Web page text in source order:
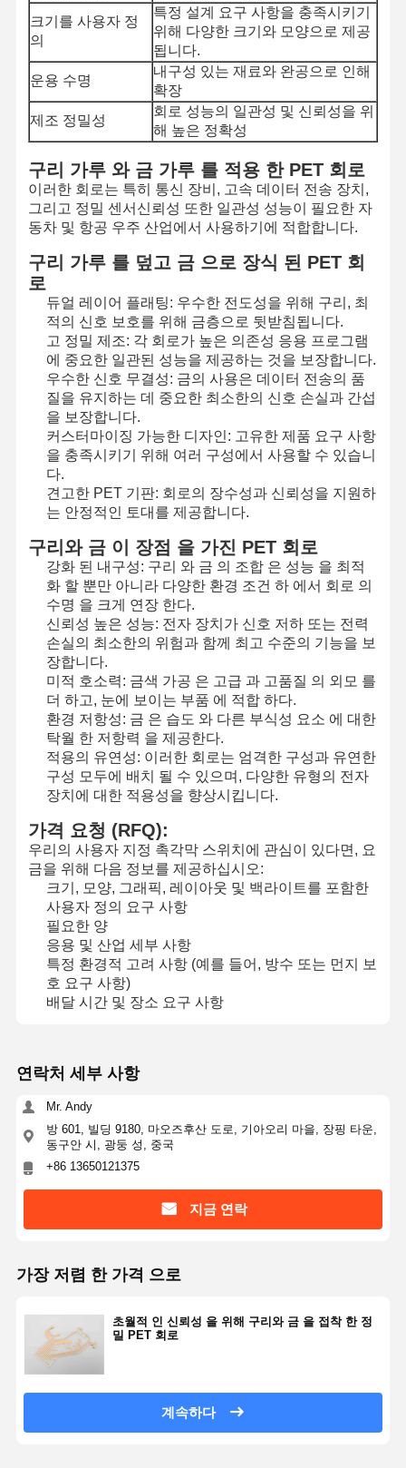
집 제품
것
공장 투어 품질 관리 저희와 연락 뉴스
인용 을 요청
하십시오
맞춘 멤브레인 스위치
산업적 멤브레인 스위치
신축막 스위치
키패드 멤브레인 스위치
얇은막 패널 스위치
빛 가이드 필름
금속 돔 조립
PMMA 렌즈
크기를 사용자 정
의
특정 설계 요구 사항을 충족시키기
위해 다양한 크기와 모양으로 제공
됩니다.
운용 수명
내구성 있는 재료와 완공으로 인해
확장
제조 정밀성
회로 성능의 일관성 및 신뢰성을 위
해 높은 정확성
구리 가루 와 금 가루 를 적용 한 PET 회로
이러한 회로는 특히 통신 장비, 고속 데이터 전송 장치,
그리고 정밀 센서신뢰성 또한 일관성 성능이 필요한 자
동차 및 항공 우주 산업에서 사용하기에 적합합니다.
구리 가루 를 덮고 금 으로 장식 된 PET 회
로
듀얼 레이어 플래팅: 우수한 전도성을 위해 구리, 최
적의 신호 보호를 위해 금층으로 뒷받침됩니다.
고 정밀 제조: 각 회로가 높은 의존성 응용 프로그램
에 중요한 일관된 성능을 제공하는 것을 보장합니다.
우수한 신호 무결성: 금의 사용은 데이터 전송의 품
질을 유지하는 데 중요한 최소한의 신호 손실과 간섭
을 보장합니다.
커스터마이징 가능한 디자인: 고유한 제품 요구 사항
을 충족시키기 위해 여러 구성에서 사용할 수 있습니
다.
견고한 PET 기판: 회로의 장수성과 신뢰성을 지원하
는 안정적인 토대를 제공합니다.
구리와 금 이 장점 을 가진 PET 회로
강화 된 내구성: 구리 와 금 의 조합 은 성능 을 최적
화 할 뿐만 아니라 다양한 환경 조건 하 에서 회로 의
수명 을 크게 연장 한다.
신뢰성 높은 성능: 전자 장치가 신호 저하 또는 전력
손실의 최소한의 위험과 함께 최고 수준의 기능을 보
장합니다.
미적 호소력: 금색 가공 은 고급 과 고품질 의 외모 를
더 하고, 눈에 보이는 부품 에 적합 하다.
환경 저항성: 금 은 습도 와 다른 부식성 요소 에 대한
탁월 한 저항력 을 제공한다.
적용의 유연성: 이러한 회로는 엄격한 구성과 유연한
구성 모두에 배치 될 수 있으며, 다양한 유형의 전자
장치에 대한 적용성을 향상시킵니다.
가격 요청 (RFQ):
우리의 사용자 지정 촉각막 스위치에 관심이 있다면, 요
금을 위해 다음 정보를 제공하십시오:
크기, 모양, 그래픽, 레이아웃 및 백라이트를 포함한
사용자 정의 요구 사항
필요한 양
응용 및 산업 세부 사항
특정 환경적 고려 사항 (예를 들어, 방수 또는 먼지 보
호 요구 사항)
배달 시간 및 장소 요구 사항
연락처 세부 사항
Mr. Andy
방 601, 빌딩 9180, 마오즈후산 도로, 기아오리 마을, 장핑 타운,
동구안 시, 광둥 성, 중국
+86 13650121375
지금 연락
가장 저렴 한 가격 으로
초월적 인 신뢰성 을 위해 구리와 금 을 접착 한 정
밀 PET 회로
계속하다